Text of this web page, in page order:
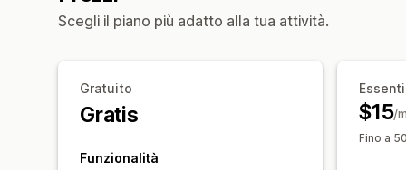
Scegli il piano più adatto alla tua attività.
Gratuito
Gratis
Funzionalità
$15/
Fino a